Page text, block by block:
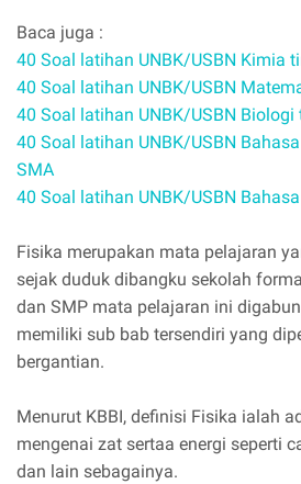
Baca juga :
40 Soal latihan UNBK/USBN Kimia
40 Soal latihan UNBK/USBN
40 Soal latihan UNBK/USBN
40 Soal latihan UNBK/USBN
SMA
40 Soal latihan UNBK/USBN
Fisika merupakan mata pelajaran
sejak duduk dibangku sekolah
dan SMP mata pelajaran ini
memiliki sub bab tersendiri yang
bergantian.
Menurut KBBI, definisi Fisika ialah
mengenai zat sertaa energi seperti
dan lain sebagainya.